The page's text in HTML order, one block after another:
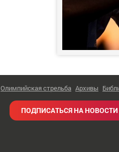
Олимпийская стрельба Архивы
ПОДПИСАТЬСЯ НА НОВОСТИ